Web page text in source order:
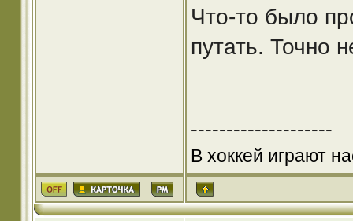
Что-то было
путать. Точно
--------------------
В хоккей играют